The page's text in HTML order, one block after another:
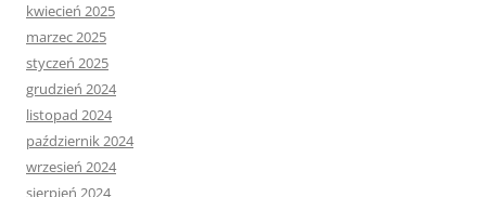
kwiecień 2025
marzec 2025
styczeń 2025
grudzień 2024
listopad 2024
październik 2024
wrzesień 2024